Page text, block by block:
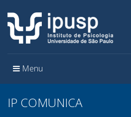
Toggle
Menu
IP COMUNICA